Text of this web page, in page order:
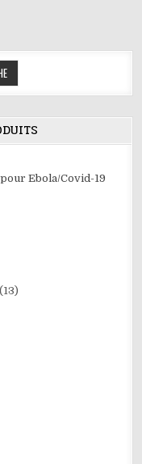
Ebola/Covid-19
(13)